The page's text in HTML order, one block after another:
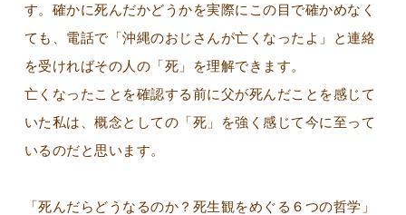
す。確かに死んだかどうかを実際にこの目で確かめなく
ても、電話で「沖縄のおじさんが亡くなったよ」と連絡
を受ければその人の「死」を理解できます。
亡くなったことを確認する前に父が死んだことを感じて
いた私は、概念としての「死」を強く感じて今に至って
いるのだと思います。
「死んだらどうなるのか？死生観をめぐる６つの哲学」